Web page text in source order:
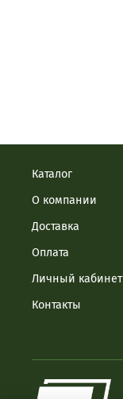
Каталог
О компании
Доставка
Оплата
Личный кабинет
Контакты